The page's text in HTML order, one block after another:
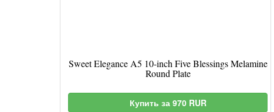
Sweet Elegance A5 10-inch Five Blessings Melamine
Round Plate
Купить за 970 RUR